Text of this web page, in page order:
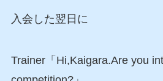
入会した翌日に
Trainer「Hi,Kaigara.Are you